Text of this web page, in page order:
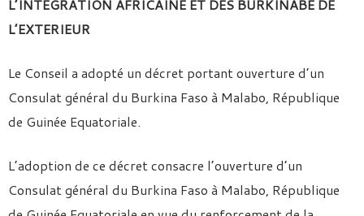
L’INTEGRATION AFRICAINE ET DES BURKINABE DE
L’EXTERIEUR
Le Conseil a adopté un décret portant ouverture d’un
Consulat général du Burkina Faso à Malabo, République
de Guinée Equatoriale.
L’adoption de ce décret consacre l’ouverture d’un
Consulat général du Burkina Faso à Malabo, République